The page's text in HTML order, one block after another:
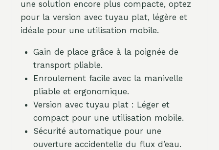
une solution encore plus compacte, optez
pour la version avec tuyau plat, légère et
idéale pour une utilisation mobile.
Gain de place grâce à la poignée de
transport pliable.
Enroulement facile avec la manivelle
pliable et ergonomique.
Version avec tuyau plat : Léger et
compact pour une utilisation mobile.
Sécurité automatique pour une
ouverture accidentelle du flux d’eau.